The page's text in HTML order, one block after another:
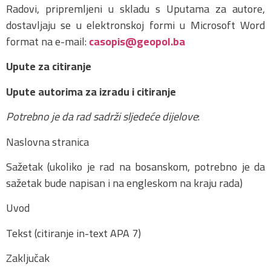
Radovi, pripremljeni u skladu s Uputama za autore,
dostavljaju se u elektronskoj formi u Microsoft Word
format na e-mail:casopis@geopol.ba
Upute za citiranje
Upute autorima za izradu i citiranje
Potrebno je da rad sadrži sljedeće dijelove:
Naslovna stranica
Sažetak (ukoliko je rad na bosanskom, potrebno je da
sažetak bude napisan i na engleskom na kraju rada)
Uvod
Tekst (citiranje in-text APA 7)
Zaključak